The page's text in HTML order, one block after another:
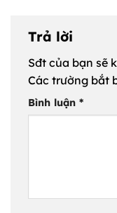
Trả lời
Sđt của bạn sẽ
Các trường bắt
Bình luận *